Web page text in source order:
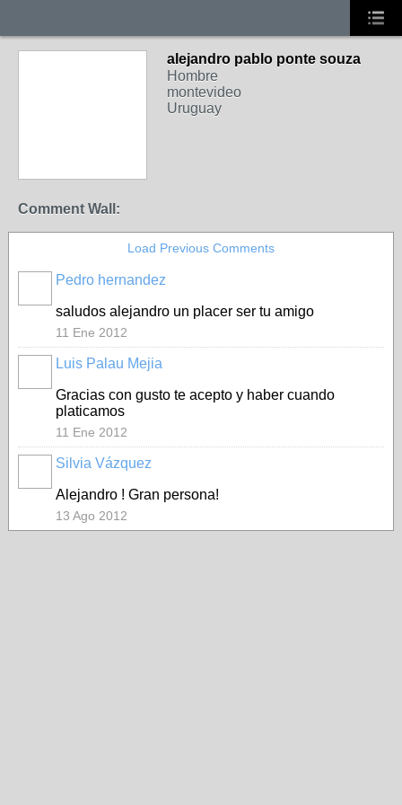
alejandro pablo ponte souza
Hombre
montevideo
Uruguay
Comment Wall:
Load Previous Comments
Pedro hernandez
saludos alejandro un placer ser tu amigo
11 Ene 2012
Luis Palau Mejia
Gracias con gusto te acepto y haber cuando
platicamos
11 Ene 2012
Silvia Vázquez
Alejandro ! Gran persona!
13 Ago 2012